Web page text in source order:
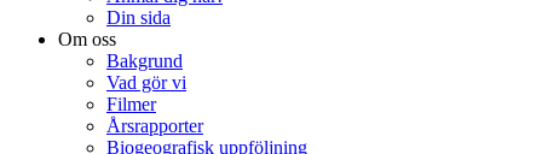
Din sida
Om oss
Bakgrund
Vad gör vi
Filmer
Årsrapporter
Biogeografisk uppföljning